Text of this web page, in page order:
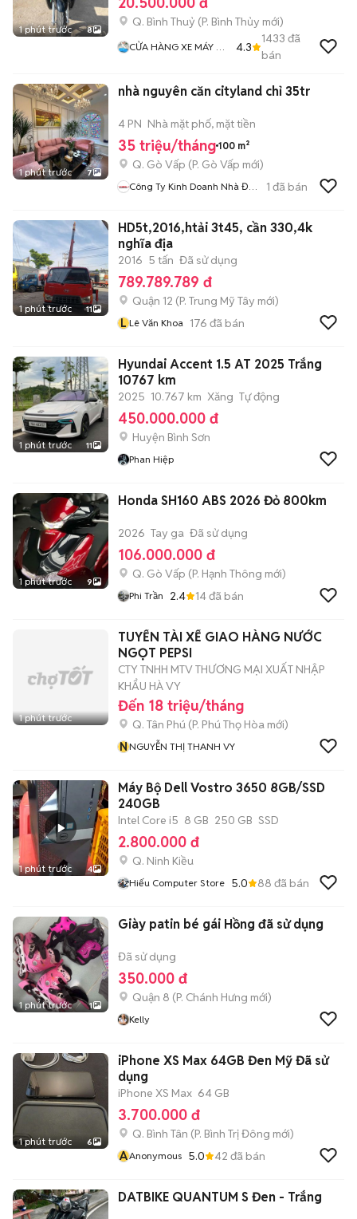
1 phút trước 8
Q. Bình Thuỷ (P. Bình Thủy mới)
CỬA HÀNG XE MÁY VŨ
4.3
1433 đã
bán
1 phút trước 7
nhà nguyên căn cityland chỉ 35tr
4 PN Nhà mặt phố, mặt tiền
35 triệu/tháng 100 m²
Q. Gò Vấp (P. Gò Vấp mới)
Công Ty Kinh Doanh Nhà Đất
1 đã bán
1 phút trước 11
HD5t,2016,htải 3t45, cần 330,4k
nghĩa địa
2016 5 tấn Đã sử dụng
789.789.789 đ
Quận 12 (P. Trung Mỹ Tây mới)
L Lê Văn Khoa 176 đã bán
1 phút trước 11
Hyundai Accent 1.5 AT 2025 Trắng
10767 km
2025 10.767 km Xăng Tự động
450.000.000 đ
Huyện Bình Sơn
Phan Hiệp
1 phút trước 9
Honda SH160 ABS 2026 Đỏ 800km
2026 Tay ga Đã sử dụng
106.000.000 đ
Q. Gò Vấp (P. Hạnh Thông mới)
Phi Trần 2.4 14đã bán
1 phút trước
TUYỂN TÀI XẾ GIAO HÀNG NƯỚC
NGỌT PEPSI
CTY TNHH MTV THƯƠNG MẠI XUẤT NHẬP
KHẨU HÀ VY
Đến 18 triệu/tháng
Q. Tân Phú (P. Phú Thọ Hòa mới)
NNGUYỄN THỊ THANH VY
1 phút trước 4
Máy Bộ Dell Vostro 3650 8GB/SSD
240GB
Intel Core i5 8 GB 250 GB SSD
2.800.000 đ
Q. Ninh Kiều
Hiếu Computer Store 5.0 88 đã bán
1 phút trước 1
Giày patin bé gái Hồng đã sử dụng
Đã sử dụng
350.000 đ
Quận 8 (P. Chánh Hưng mới)
Kelly
1 phút trước 6
iPhone XS Max 64GB Đen Mỹ Đã sử
dụng
iPhone XS Max 64 GB
3.700.000 đ
Q. Bình Tân (P. Bình Trị Đông mới)
AAnonymous 5.0 42 đã bán
DATBIKE QUANTUM S Đen - Trắng